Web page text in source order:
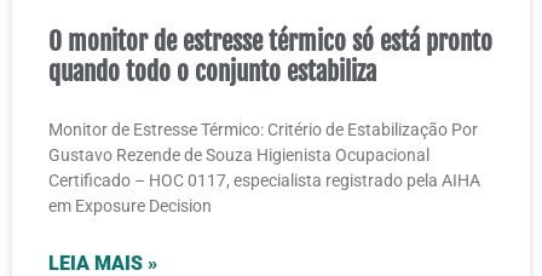
O monitor de estresse térmico só está pronto
quando todo o conjunto estabiliza
Monitor de Estresse Térmico: Critério de Estabilização Por
Gustavo Rezende de Souza Higienista Ocupacional
Certificado – HOC 0117, especialista registrado pela AIHA
em Exposure Decision
LEIA MAIS »